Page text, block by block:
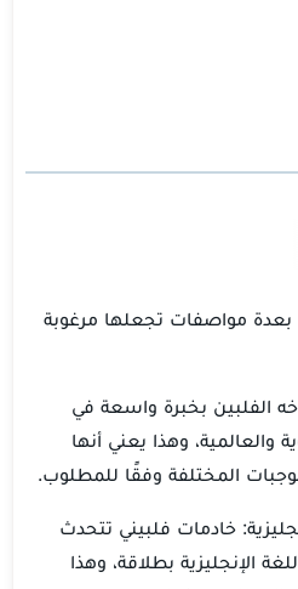
بعدة مواصفات تجعلها مرغوبة
الفلبين بخبرة واسعة في
والعالمية، وهذا يعني أنها
المختلفة وفقًا للمطلوب.
خادمات فلبيني تتحدث
الإنجليزية بطلاقة، وهذا